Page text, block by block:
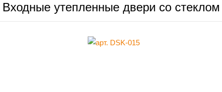
Входные утепленные двери со стеклом